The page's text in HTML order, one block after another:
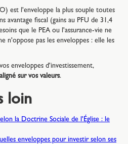
est l'enveloppe la plus souple toutes
avantage fiscal (gains au PFU de 31,4
que le PEA ou l'assurance-vie ne
n'oppose pas les enveloppes : elle les
enveloppes d'investissement,
sur vos valeurs.
loin
la Doctrine Sociale de l'Église : le
enveloppes pour investir selon ses